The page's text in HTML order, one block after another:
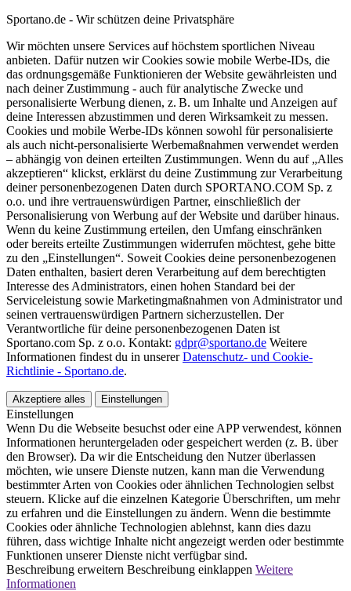
Sportano.de - Wir schützen deine Privatsphäre
Wir möchten unsere Services auf höchstem sportlichen Niveau
anbieten. Dafür nutzen wir Cookies sowie mobile Werbe-IDs, die
das ordnungsgemäße Funktionieren der Website gewährleisten und
nach deiner Zustimmung - auch für analytische Zwecke und
personalisierte Werbung dienen, z. B. um Inhalte und Anzeigen auf
deine Interessen abzustimmen und deren Wirksamkeit zu messen.
Cookies und mobile Werbe-IDs können sowohl für personalisierte
als auch nicht-personalisierte Werbemaßnahmen verwendet werden
– abhängig von deinen erteilten Zustimmungen. Wenn du auf „Alles
akzeptieren“ klickst, erklärst du deine Zustimmung zur Verarbeitung
deiner personenbezogenen Daten durch SPORTANO.COM Sp. z
o.o. und ihre vertrauenswürdigen Partner, einschließlich der
Personalisierung von Werbung auf der Website und darüber hinaus.
Wenn du keine Zustimmung erteilen, den Umfang einschränken
oder bereits erteilte Zustimmungen widerrufen möchtest, gehe bitte
zu den „Einstellungen“. Soweit Cookies deine personenbezogenen
Daten enthalten, basiert deren Verarbeitung auf dem berechtigten
Interesse des Administrators, einen hohen Standard bei der
Serviceleistung sowie Marketingmaßnahmen von Administrator und
seinen vertrauenswürdigen Partnern sicherzustellen. Der
Verantwortliche für deine personenbezogenen Daten ist
Sportano.com Sp. z o.o. Kontakt: gdpr@sportano.de Weitere
Informationen findest du in unsererDatenschutz- und Cookie-
Richtlinie - Sportano.de.
Akzeptiere alles Einstellungen
Einstellungen
Wenn Du die Webseite besuchst oder eine APP verwendest, können
Informationen heruntergeladen oder gespeichert werden (z. B. über
den Browser). Da wir die Entscheidung den Nutzer überlassen
möchten, wie unsere Dienste nutzen, kann man die Verwendung
bestimmter Arten von Cookies oder ähnlichen Technologien selbst
steuern. Klicke auf die einzelnen Kategorie Überschriften, um mehr
zu erfahren und die Einstellungen zu ändern. Wenn die bestimmte
Cookies oder ähnliche Technologien ablehnst, kann dies dazu
führen, dass wichtige Inhalte nicht angezeigt werden oder bestimmte
Funktionen unserer Dienste nicht verfügbar sind.
Beschreibung erweitern Beschreibung einklappen Weitere
Informationen